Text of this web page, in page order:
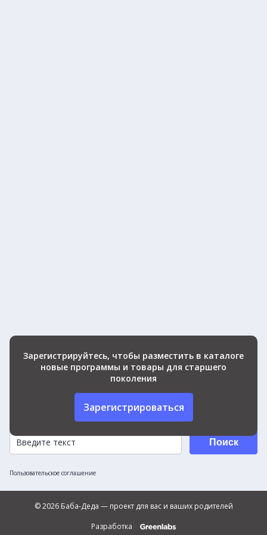
Зарегистрируйтесь, чтобы разместить в каталоге
новые программы и товары для старшего
поколения
Зарегистрироваться
Пользовательское соглашение
Поиск
© 2026 Баба-Деда — проект для вас и ваших родителей
Разработка